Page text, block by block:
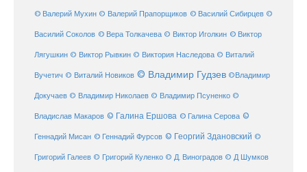
© Валерий Мухин © Валерий Прапорщиков © Василий Сибирцев ©
Василий Соколов © Вера Толкачева © Виктор Иголкин © Виктор
Лягушкин © Виктор Рывкин © Виктория Наследова © Виталий
Вучетич © Виталий Новиков © Владимир Гудзев ©Владимир
Докучаев © Владимир Николаев © Владимир Псуненко ©
Владислав Макаров © Галина Ершова © Галина Серова ©
Геннадий Мисан © Геннадий Фурсов © Георгий Здановский ©
Григорий Галеев © Григорий Куленко © Д. Виноградов © Д Шумков